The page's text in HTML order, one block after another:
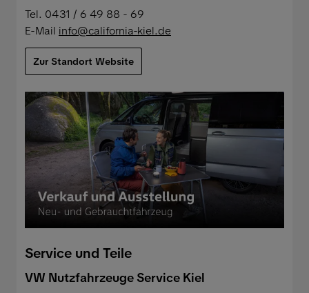
Tel. 0431 / 6 49 88 - 69
E-Mail info@california-kiel.de
Zur Standort Website
Service und Teile
VW Nutzfahrzeuge Service Kiel